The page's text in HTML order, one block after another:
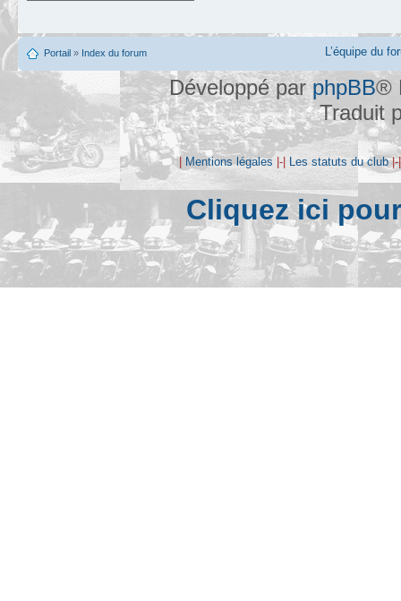
Portail » Index du forum L’équipe du
Développé parphpBB®
Traduit
| Mentions légales |-| Les statuts du club
Cliquez ici